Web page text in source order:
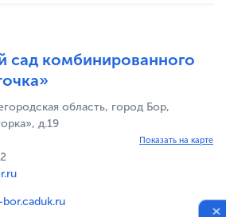
сад комбинированного
область, город Бор,
д.19
Показать на карте
×